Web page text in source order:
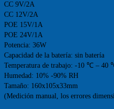
CC 9V/2A
CC 12V/2A
POE 15V/1A
POE 24V/1A
Potencia: 36W
Capacidad de la batería: sin batería
Temperatura de trabajo: -10 ℃ – 40
Humedad: 10% -90% RH
Tamaño: 160x105x33mm
(Medición manual, los errores